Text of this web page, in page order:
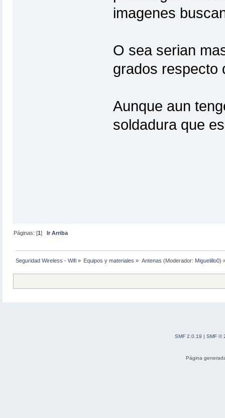
imagenes
O sea serian
grados respecto
Aunque aun
soldadura que
Páginas: [1] Ir Arriba
Seguridad Wireless - Wifi » Equipos y materiales » Antenas (Moderador: Miguelillo0)
SMF 2.0.19 | SMF ©
Página